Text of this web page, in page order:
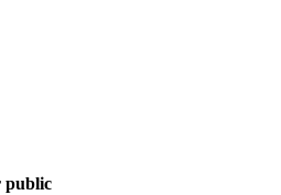
public